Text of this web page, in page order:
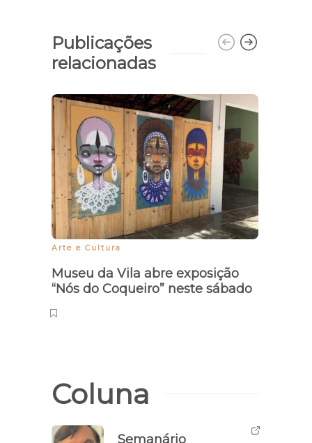
Publicações
relacionadas
Arte e Cultura
Museu da Vila abre exposição
“Nós do Coqueiro” neste sábado
Coluna
Semanário